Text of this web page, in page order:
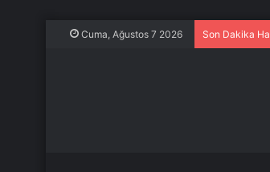
Cuma, Ağustos 7 2026 Son Dakika